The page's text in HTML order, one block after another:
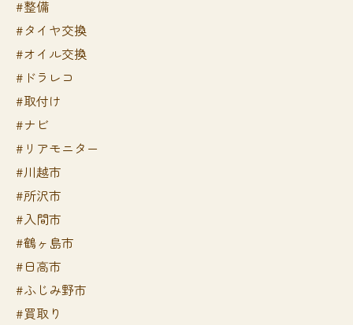
#整備
#タイヤ交換
#オイル交換
#ドラレコ
#取付け
#ナビ
#リアモニター
#川越市
#所沢市
#入間市
#鶴ヶ島市
#日高市
#ふじみ野市
#買取り